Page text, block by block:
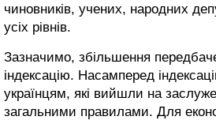
чиновників, учених, народних
усіх рівнів.
Зазначимо, збільшення
індексацію. Насамперед
українцям, які вийшли на
загальними правилами. Для